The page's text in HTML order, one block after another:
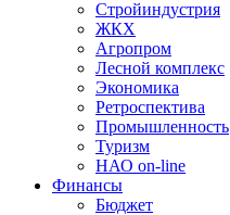
Стройиндустрия
ЖКХ
Агропром
Лесной комплекс
Экономика
Ретроспектива
Промышленность
Туризм
НАО on-line
Финансы
Бюджет